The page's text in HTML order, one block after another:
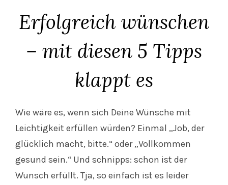
Erfolgreich wünschen
– mit diesen 5 Tipps
klappt es
Wie wäre es, wenn sich Deine Wünsche mit
Leichtigkeit erfüllen würden? Einmal „Job, der
glücklich macht, bitte.“ oder „Vollkommen
gesund sein.“ Und schnipps: schon ist der
Wunsch erfüllt. Tja, so einfach ist es leider